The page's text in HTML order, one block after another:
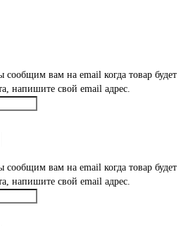
сообщим вам на email когда товар будет
напишите свой email адрес.
сообщим вам на email когда товар будет
напишите свой email адрес.